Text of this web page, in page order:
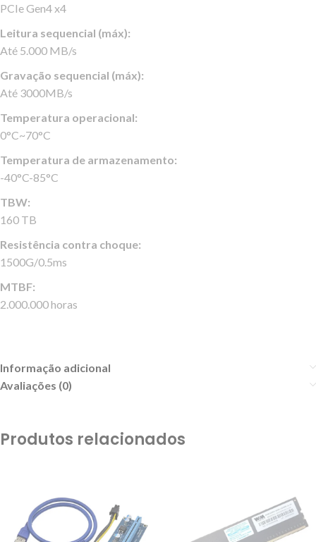
PCIe Gen4 x4
Leitura sequencial (máx):
Até 5.000 MB/s
Gravação sequencial (máx):
Até 3000MB/s
Temperatura operacional:
0°C~70°C
Temperatura de armazenamento:
-40°C-85°C
TBW:
160 TB
Resistência contra choque:
1500G/0.5ms
MTBF:
2.000.000 horas
Informação adicional
Avaliações (0)
Produtos relacionados